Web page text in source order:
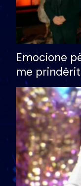
Emocione
me
divorci apo